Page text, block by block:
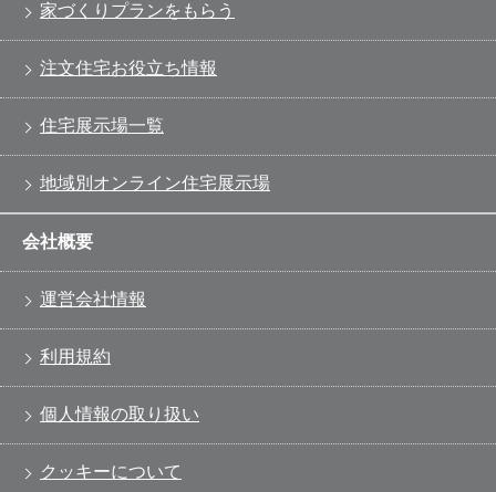
家づくりプランをもらう
注文住宅お役立ち情報
住宅展示場一覧
地域別オンライン住宅展示場
会社概要
運営会社情報
利用規約
個人情報の取り扱い
クッキーについて